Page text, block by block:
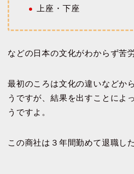
上座・下座
などの日本の文化がわからず苦
最初のころは文化の違いなどか
うですが、結果を出すことによ
うですよ。
この商社は３年間勤めて退職し